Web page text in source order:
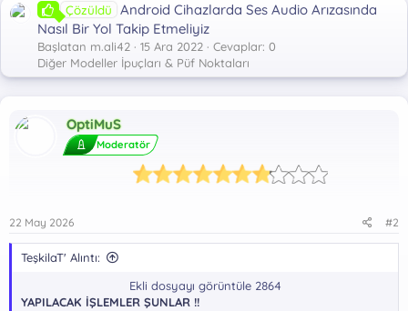
Çözüldü Android Cihazlarda Ses Audio Arızasında
Nasıl Bir Yol Takip Etmeliyiz
Başlatan m.ali42 15 Ara 2022
Cevaplar: 0
Diğer Modeller İpuçları & Püf Noktaları
OptiMuS
Moderatör
22 May 2026 #2
TeşkilaT' Alıntı:
Ekli dosyayı görüntüle 2864
YAPILACAK İŞLEMLER ŞUNLAR !!